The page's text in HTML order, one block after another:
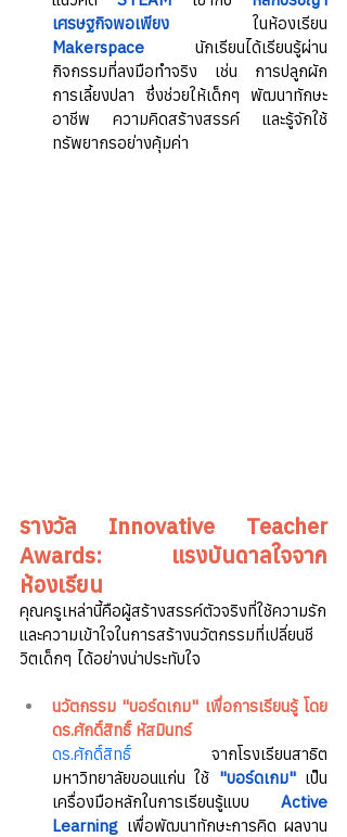
เศรษฐกิจพอเพียง
Makerspace นักเรียนได้เรียนรู้ผ่าน
กิจกรรมที่ลงมือทำจริง เช่น การปลูกผัก
การเลี้ยงปลา ซึ่งช่วยให้เด็กๆ พัฒนาทักษะ
อาชีพ ความคิดสร้างสรรค์ และรู้จักใช้
ทรัพยากรอย่างคุ้มค่า
รางวัล Innovative Teacher
Awards: แรงบันดาลใจจาก
ห้องเรียน
คุณครูเหล่านี้คือผู้สร้างสรรค์ตัวจริงที่ใช้ความรัก
และความเข้าใจในการสร้างนวัตกรรมที่เปลี่ยนชี
วิตเด็กๆ ได้อย่างน่าประทับใจ
นวัตกรรม "บอร์ดเกม" เพื่อการเรียนรู้ โดย
ดร.ศักดิ์สิทธิ์ หัสมินทร์
ดร.ศักดิ์สิทธิ์ จากโรงเรียนสาธิต
มหาวิทยาลัยขอนแก่น ใช้ "บอร์ดเกม" เป็น
เครื่องมือหลักในการเรียนรู้แบบ Active
Learning เพื่อพัฒนาทักษะการคิด ผลงาน